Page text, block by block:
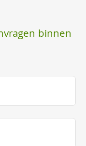
binnen